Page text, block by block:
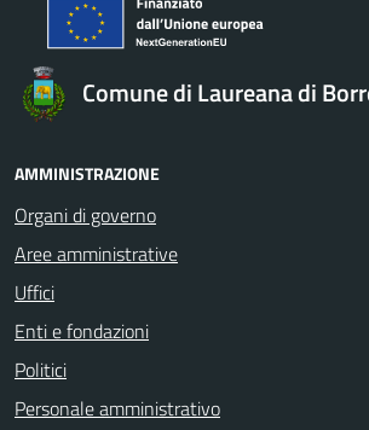
Comune di Laureana di
AMMINISTRAZIONE
Organi di governo
Aree amministrative
Uffici
Enti e fondazioni
Politici
Personale amministrativo